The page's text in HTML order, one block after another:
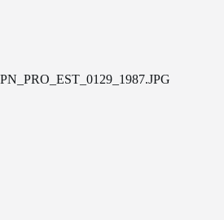
PN_PRO_EST_0129_1987.JPG